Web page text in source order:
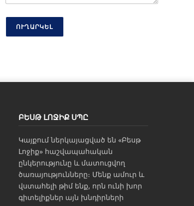
տ
ՈՒՂԱՐԿԵԼ
ԲԵՍԹ ԼՈՋԻՔ ՍՊԸ
Կայքում ներկայացված են «Բեսթ
Լոջիք» հաշվապահական
ընկերությունը և մատուցվող
ծառայությունները։ Մենք ամուր և
վստահելի թիմ ենք, որն ունի խոր
գիտելիքներ այն խնդիրների